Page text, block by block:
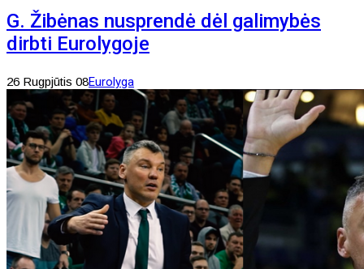
G. Žibėnas nusprendė dėl galimybės
dirbti Eurolygoje
26 Rugpjūtis 08Eurolyga